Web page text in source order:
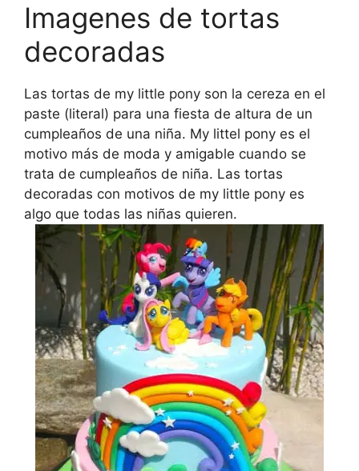
Imagenes de tortas
decoradas
Las tortas de my little pony son la cereza en el
paste (literal) para una fiesta de altura de un
cumpleaños de una niña. My littel pony es el
motivo más de moda y amigable cuando se
trata de cumpleaños de niña. Las tortas
decoradas con motivos de my little pony es
algo que todas las niñas quieren.